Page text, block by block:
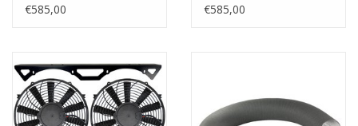
(1993-94)
€585,00
(1985–1993)
€585,00